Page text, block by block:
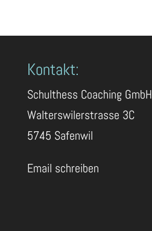
Kontakt:
Schulthess Coaching GmbH
Walterswilerstrasse 3C
5745 Safenwil
Email schreiben